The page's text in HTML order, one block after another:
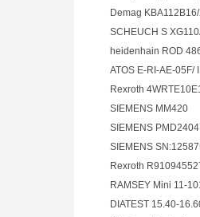
Demag
SCHEUCH S
heidenhain ROD
ATOS E-RI-AE-05F/
Rexroth
SIEMENS MM420
SIEMENS
SIEMENS
Rexroth
RAMSEY Mini 11-
DIATEST 15.40-